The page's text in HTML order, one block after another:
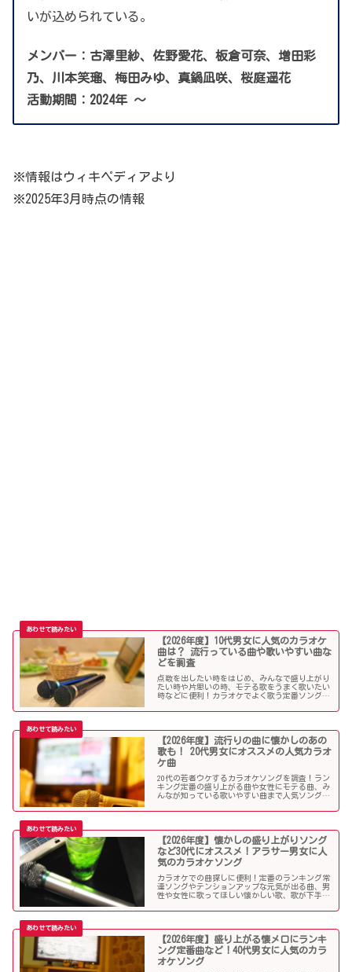
いが込められている。
メンバー：古澤里紗、佐野愛花、板倉可奈、増田彩
乃、川本笑瑠、梅田みゆ、真鍋凪咲、桜庭遥花
活動期間：2024年 〜
※情報はウィキペディアより
※2025年3月時点の情報
【2026年度】10代男女に人気のカラオケ
曲は？ 流行っている曲や歌いやすい曲な
どを調査
点数を出したい時をはじめ、みんなで盛り上がり
たい時や片思いの時、モテる歌をうまく歌いたい
時などに便利！カラオケでよく歌う定番ソングか
っ盛りの10代男子・女子にオススメの人気カラオ
【2026年度】流行りの曲に懐かしのあの
歌も！ 20代男女にオススメの人気カラオ
ケ曲
20代の若者ウケするカラオケソングを調査！ラン
キング定番の盛り上がる曲や女性にモテる曲、み
んなが知っている歌いやすい曲まで人気ソングが
別会、上司ウケしたい時などにオススメです！
【2026年度】懐かしの盛り上がりソング
など30代にオススメ！アラサー男女に人
気のカラオケソング
カラオケでの曲探しに便利！定番のランキング常
連ソングやテンションアップな元気が出る曲、男
性や女性に歌ってほしい懐かしい歌、歌が下手で
カラオケ曲をご紹介します！
【2026年度】盛り上がる懐メロにランキ
ング定番曲など！40代男女に人気のカラ
オケソング